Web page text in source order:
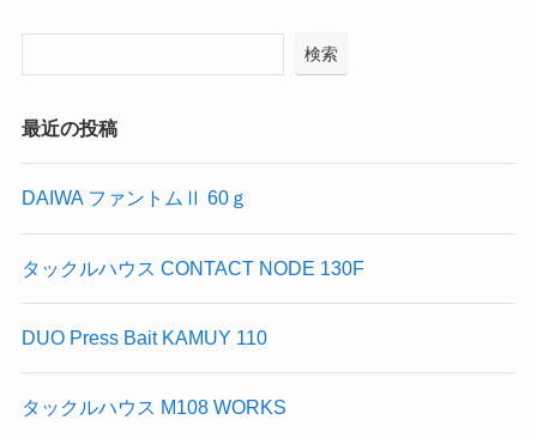
検索
最近の投稿
DAIWA ファントムⅡ 60ｇ
タックルハウス CONTACT NODE 130F
DUO Press Bait KAMUY 110
タックルハウス M108 WORKS